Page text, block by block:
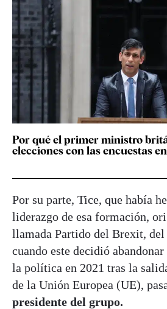
Por qué el primer ministro
elecciones con las encuestas
Por su parte, Tice, que había
liderazgo de esa formación,
llamada Partido del Brexit, del
cuando este decidió
la política en 2021 tras la
de la Unión Europea (UE),
presidente del grupo.